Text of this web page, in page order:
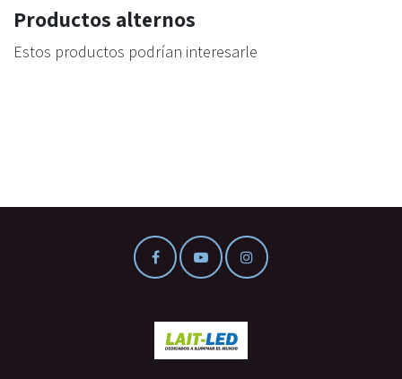
Productos alternos
Estos productos podrían interesarle